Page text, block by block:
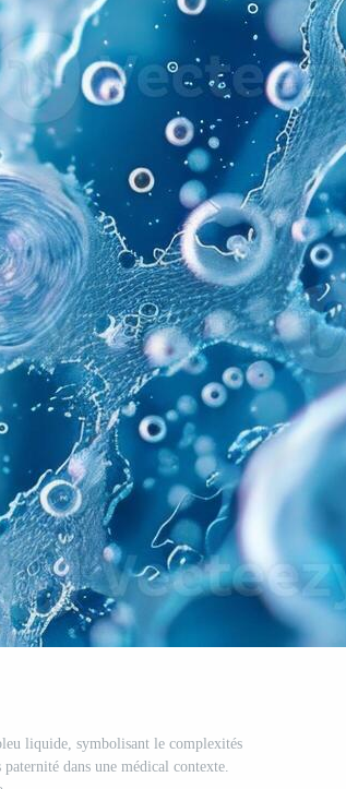
liquide, symbolisant le complexités
dans une médical contexte.